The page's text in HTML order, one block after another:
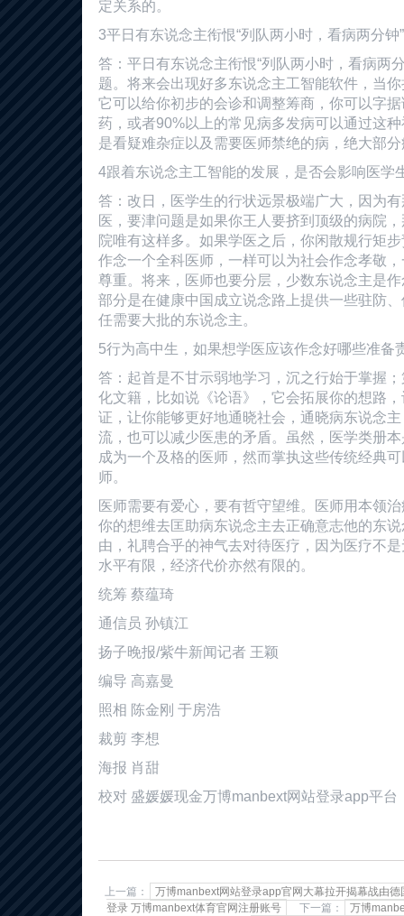
定关系的。
3平日有东说念主衔恨“列队两小时，看病两分钟
答：平日有东说念主衔恨“列队两小时，看病两
题。将来会出现好多东说念主工智能软件，当
它可以给你初步的会诊和调整筹商，你可以字
药，或者90%以上的常见病多发病可以通过这
是看疑难杂症以及需要医师禁绝的病，绝大部
4跟着东说念主工智能的发展，是否会影响医学
答：改日，医学生的行状远景极端广大，因为
医，要津问题是如果你王人要挤到顶级的病院
院唯有这样多。如果学医之后，你闲散规行矩
作念一个全科医师，一样可以为社会作念孝敬
尊重。将来，医师也要分层，少数东说念主是
部分是在健康中国成立说念路上提供一些驻防
任需要大批的东说念主。
5行为高中生，如果想学医应该作念好哪些准备
答：起首是不甘示弱地学习，沉之行始于掌握
化文籍，比如说《论语》，它会拓展你的想路
证，让你能够更好地通晓社会，通晓病东说念
流，也可以减少医患的矛盾。虽然，医学类册
成为一个及格的医师，然而掌执这些传统经典
师。
医师需要有爱心，要有哲守望维。医师用本领
你的想维去匡助病东说念主去正确意志他的东
由，礼聘合乎的神气去对待医疗，因为医疗不
水平有限，经济代价亦然有限的。
统筹 蔡蕴琦
通信员 孙镇江
扬子晚报/紫牛新闻记者 王颖
编导 高嘉曼
照相 陈金刚 于房浩
裁剪 李想
海报 肖甜
校对 盛媛媛现金万博manbext网站登录app平台
上一篇：
万博manbext网站登录app官网大幕拉开揭幕战由
登录 万博manbext体育官网注册账号
下一篇：
万博